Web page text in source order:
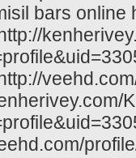
bars online